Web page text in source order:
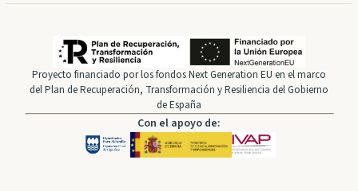
Proyecto financiado por los fondos Next Generation EU en el marco
del Plan de Recuperación, Transformación y Resiliencia del Gobierno
de España
Con el apoyo de: